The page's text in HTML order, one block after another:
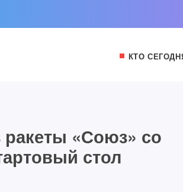
КТО
«Союз» со
стол